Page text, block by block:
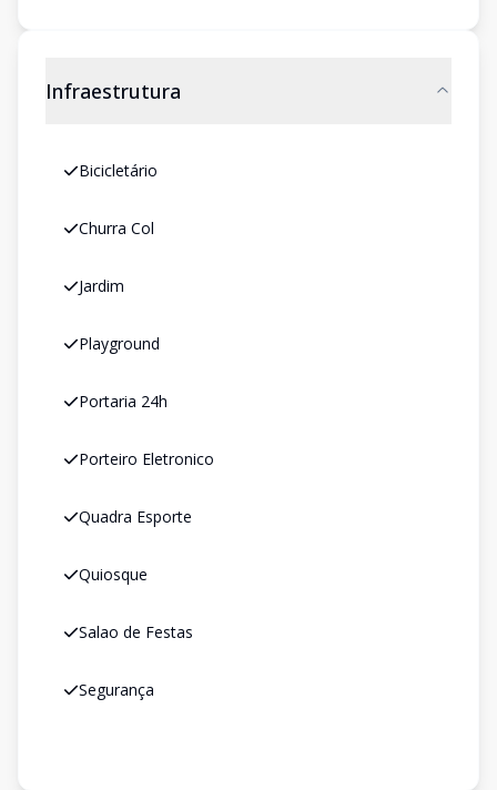
Infraestrutura
Bicicletário
Churra Col
Jardim
Playground
Portaria 24h
Porteiro Eletronico
Quadra Esporte
Quiosque
Salao de Festas
Segurança